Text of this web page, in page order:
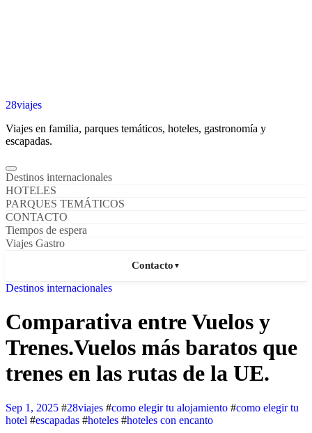
28viajes
Viajes en familia, parques temáticos, hoteles, gastronomía y
escapadas.
Destinos internacionales
HOTELES
PARQUES TEMÁTICOS
CONTACTO
Tiempos de espera
Viajes Gastro
Contacto ▼
Destinos internacionales
Comparativa entre Vuelos y
Trenes.Vuelos más baratos que
trenes en las rutas de la UE.
Sep 1, 2025 #28viajes #como elegir tu alojamiento #como elegir tu
hotel #escapadas #hoteles #hoteles con encanto